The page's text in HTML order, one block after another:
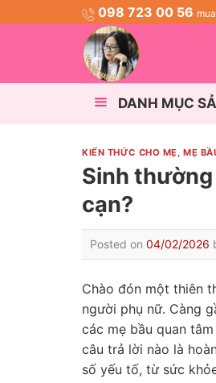
to
098 723 00 56
DANH MỤC
KIẾN THỨC CHO MẸ,MẸ
Sinh
cạn?
Posted on 04/02/2026
Chào đón một thiên
người phụ nữ. Càng
các mẹ bầu quan
câu trả lời nào là
số yếu tố, từ sức